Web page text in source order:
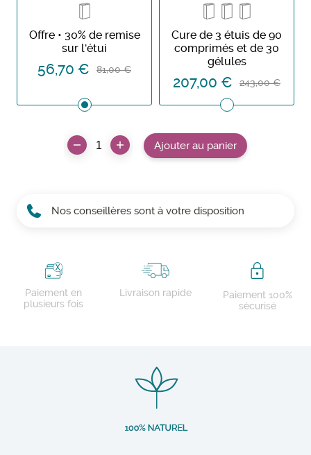
Offre • 30% de remise
sur l'étui
56,70 € 81,00 €
Cure de 3 étuis de 90
comprimés et de 30
gélules
207,00 € 243,00 €
Ajouter au panier
Nos conseillères sont à votre disposition
Paiement en
plusieurs fois
Livraison rapide
Paiement 100%
sécurisé